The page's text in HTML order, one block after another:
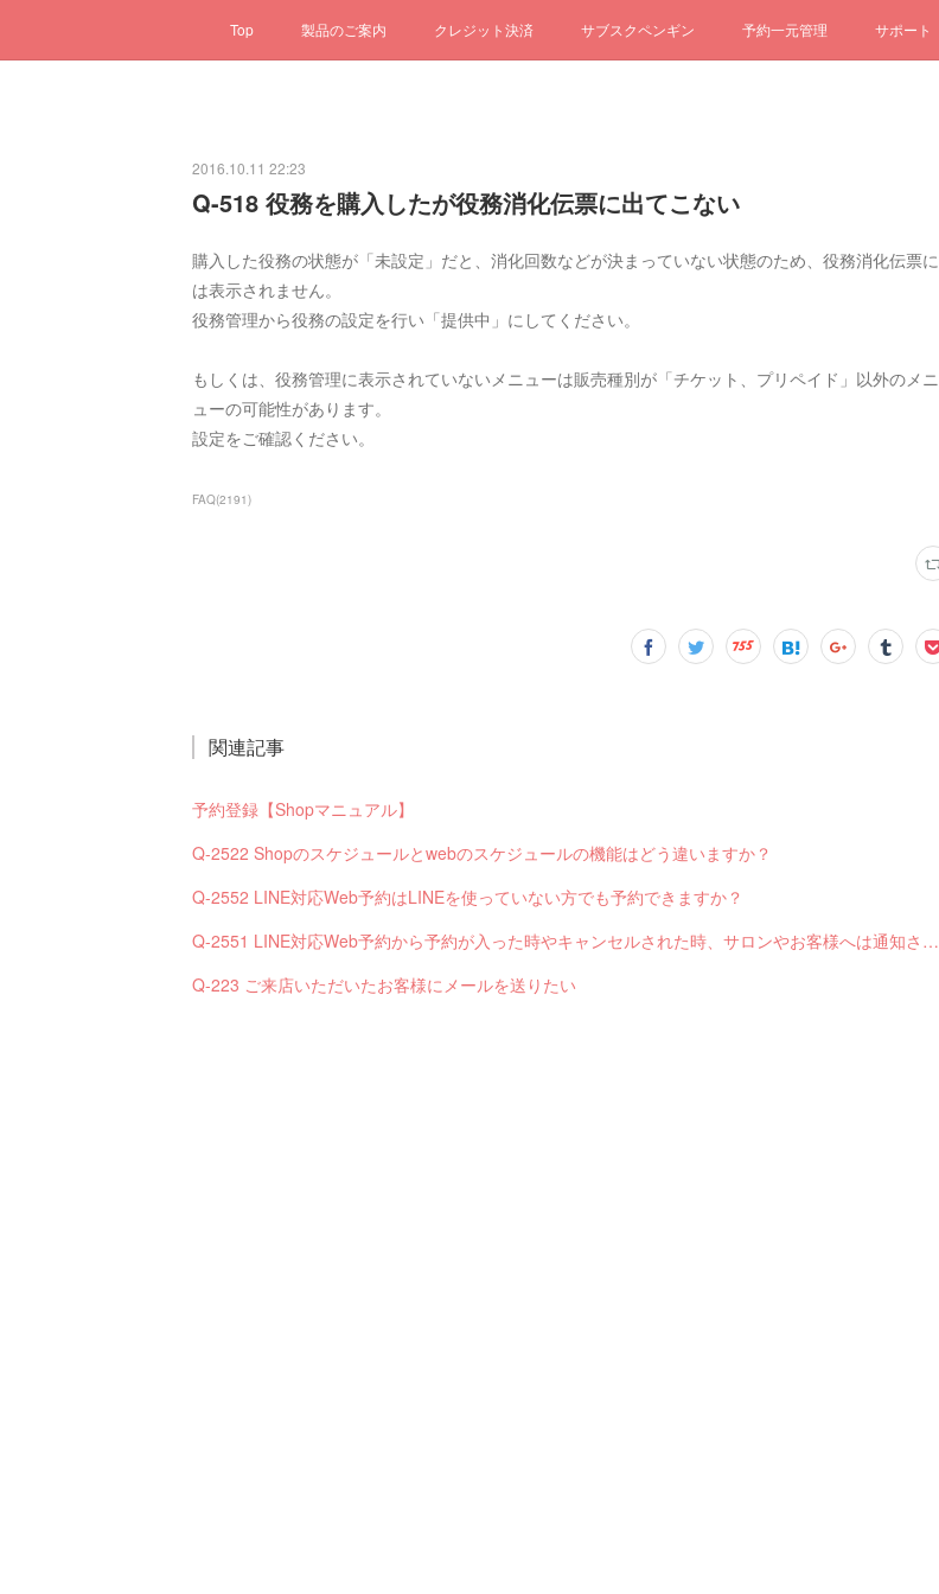
Top 製品のご案内 クレジット決済 サブスクペンギン 予約一元管理 サポート
2016.10.11 22:23
Q-518 役務を購入したが役務消化伝票に出てこない
購入した役務の状態が「未設定」だと、消化回数などが決まっていない状態のため、役務消化伝票に
は表示されません。
役務管理から役務の設定を行い「提供中」にしてください。
もしくは、役務管理に表示されていないメニューは販売種別が「チケット、プリペイド」以外のメニ
ューの可能性があります。
設定をご確認ください。
FAQ(2191)
関連記事
予約登録【Shopマニュアル】
Q-2522 Shopのスケジュールとwebのスケジュールの機能はどう違いますか？
Q-2552 LINE対応Web予約はLINEを使っていない方でも予約できますか？
Q-2551 LINE対応Web予約から予約が入った時やキャンセルされた時、サロンやお客様へは通知されますか？
Q-223 ご来店いただいたお客様にメールを送りたい